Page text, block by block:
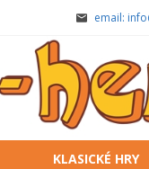
email:
KLASICKÉ HRY